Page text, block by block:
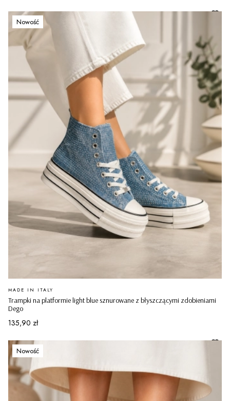
Nowość
Trampki na platformie light blue sznurowane z błyszczącymi zdobieniami
Dego
PRODUCENT
MADE IN ITALY
Cena
135,90 zł
Nowość